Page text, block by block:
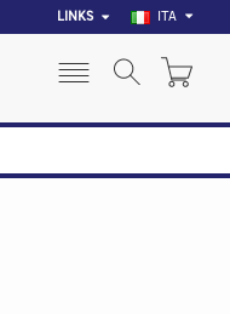
ITA
LINKS